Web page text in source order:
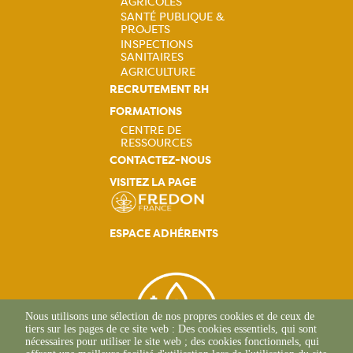
Navigation
principale
SANTÉ PUBLIQUE &
PROJETS
INSPECTIONS
SANITAIRES
AGRICULTURE
RECRUTEMENT RH
FORMATIONS
Navigation
principale
CENTRE DE
RESSOURCES
CONTACTEZ-NOUS
VISITEZ LA PAGE
ESPACE ADHÉRENTS
Nous utilisons une sélection de nos propres cookies et de ceux de
tiers sur les pages de ce site web : Des cookies essentiels, qui sont
nécessaires pour utiliser le site web ; des cookies fonctionnels, qui